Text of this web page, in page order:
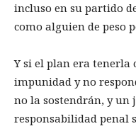
incluso en su partido
como alguien de peso
Y si el plan era tenerla
impunidad y no
no la sostendrán, y un
responsabilidad penal